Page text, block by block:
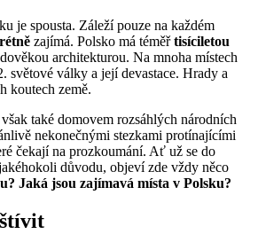
je spousta. Záleží pouze na každém
zajímá. Polsko má téměřtisíciletou
architekturou. Na mnoha místech
světové války a její devastace. Hrady a
koutech země.
také domovem rozsáhlých národních
nekonečnými stezkami protínajícími
čekají na prozkoumání. Ať už se do
důvodu, objeví zde vždy něco
Jaká jsou zajímavá místa v Polsku?